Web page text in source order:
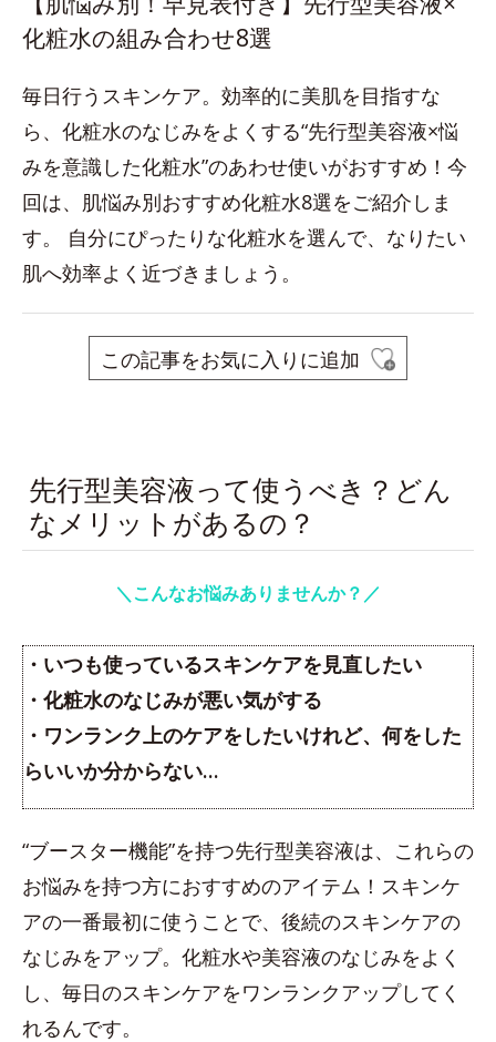
化粧水の組み合わせ8選
毎日行うスキンケア。効率的に美肌を目指すな
ら、化粧水のなじみをよくする“先行型美容液×悩
みを意識した化粧水”のあわせ使いがおすすめ！今
回は、肌悩み別おすすめ化粧水8選をご紹介しま
す。 自分にぴったりな化粧水を選んで、なりたい
肌へ効率よく近づきましょう。
この記事をお気に入りに追加
先行型美容液って使うべき？どん
なメリットがあるの？
＼こんなお悩みありませんか？／
・いつも使っているスキンケアを見直したい
・化粧水のなじみが悪い気がする
・ワンランク上のケアをしたいけれど、何をした
らいいか分からない…
“ブースター機能”を持つ先行型美容液は、これらの
お悩みを持つ方におすすめのアイテム！スキンケ
アの一番最初に使うことで、後続のスキンケアの
なじみをアップ。化粧水や美容液のなじみをよく
し、毎日のスキンケアをワンランクアップしてく
れるんです。